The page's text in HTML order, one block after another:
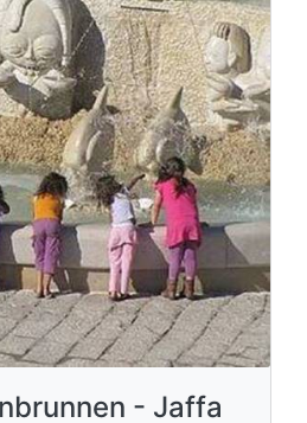
- Jaffa